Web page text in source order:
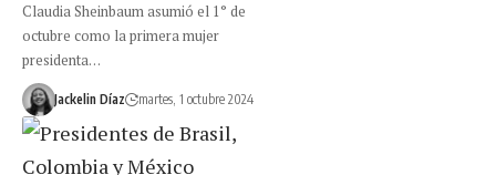
Claudia Sheinbaum asumió el 1° de
octubre como la primera mujer
presidenta…
Jackelin Díaz martes, 1 octubre 2024